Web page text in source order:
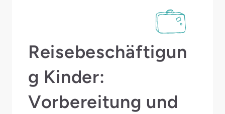
Reisebeschäftigun
g Kinder:
Vorbereitung und